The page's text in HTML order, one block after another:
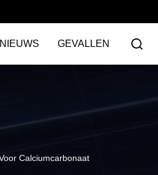
NIEUWS GEVALLEN
Calciumcarbonaat